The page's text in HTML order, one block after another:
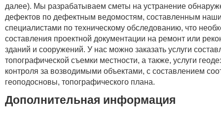
далее). Мы разрабатываем сметы на устранение
дефектов по дефектным ведомостям, составленным
специалистами по техническому обследованию, что
составления проектной документации на ремонт или
зданий и сооружений. У нас можно заказать услуги
топографической съемки местности, а также, услуги
контроля за возводимыми объектами, с составлением
геоподосновы, топографического плана.
Дополнительная информация